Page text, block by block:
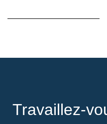
Travaillez-